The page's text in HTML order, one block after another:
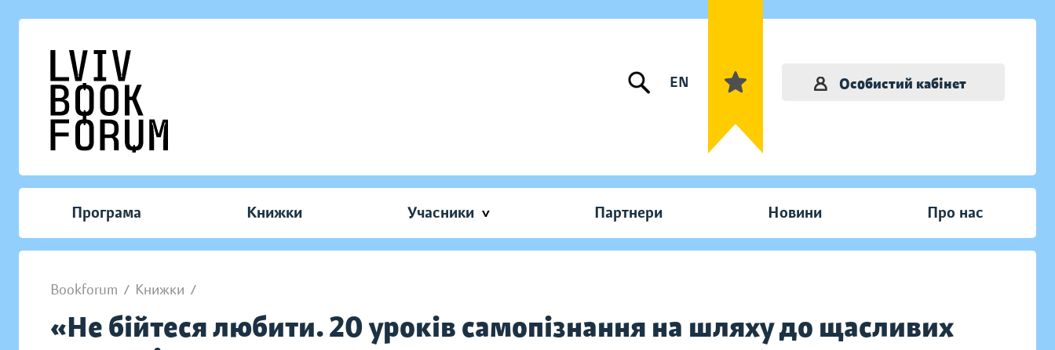
EN Особистий кабінет
Програма Книжки Учасники Партнери Новини Про нас
Bookforum / Книжки /
«Не бійтеся любити. 20 уроків самопізнання на шляху до щасливих